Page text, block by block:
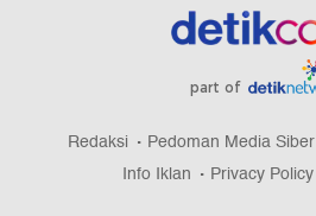
part of
Redaksi Pedoman Media Siber
Info Iklan
Privacy Policy